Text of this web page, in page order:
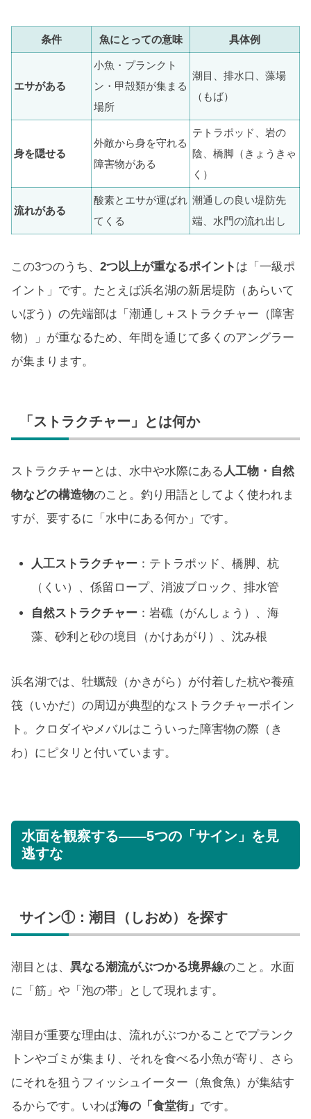
条件 魚にとっての意味 具体例
エサがある
小魚・プランクト
ン・甲殻類が集まる
場所
潮目、排水口、藻場
（もば）
身を隠せる
外敵から身を守れる
障害物がある
テトラポッド、岩の
陰、橋脚（きょうきゃ
く）
流れがある
酸素とエサが運ばれ
てくる
潮通しの良い堤防先
端、水門の流れ出し
この3つのうち、 2つ以上が重なるポイント は「一級ポ
イント」です。たとえば浜名湖の新居堤防（あらいて
いぼう）の先端部は「潮通し＋ストラクチャー（障害
物）」が重なるため、年間を通じて多くのアングラー
が集まります。
「ストラクチャー」とは何か
ストラクチャーとは、水中や水際にある 人工物・自然
物などの構造物のこと。釣り用語としてよく使われま
すが、要するに「水中にある何か」です。
人工ストラクチャー ：テトラポッド、橋脚、杭
（くい）、係留ロープ、消波ブロック、排水管
自然ストラクチャー ：岩礁（がんしょう）、海
藻、砂利と砂の境目（かけあがり）、沈み根
浜名湖では、牡蠣殻（かきがら）が付着した杭や養殖
筏（いかだ）の周辺が典型的なストラクチャーポイン
ト。クロダイやメバルはこういった障害物の際（き
わ）にピタリと付いています。
水面を観察する——5つの「サイン」を見
逃すな
サイン①：潮目（しおめ）を探す
潮目とは、 異なる潮流がぶつかる境界線のこと。水面
に「筋」や「泡の帯」として現れます。
潮目が重要な理由は、流れがぶつかることでプランク
トンやゴミが集まり、それを食べる小魚が寄り、さら
にそれを狙うフィッシュイーター（魚食魚）が集結す
るからです。いわば海の「食堂街」 です。